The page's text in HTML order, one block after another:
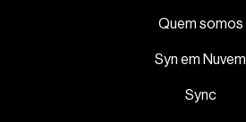
Quem somos
Syn em Nuvem
Sync